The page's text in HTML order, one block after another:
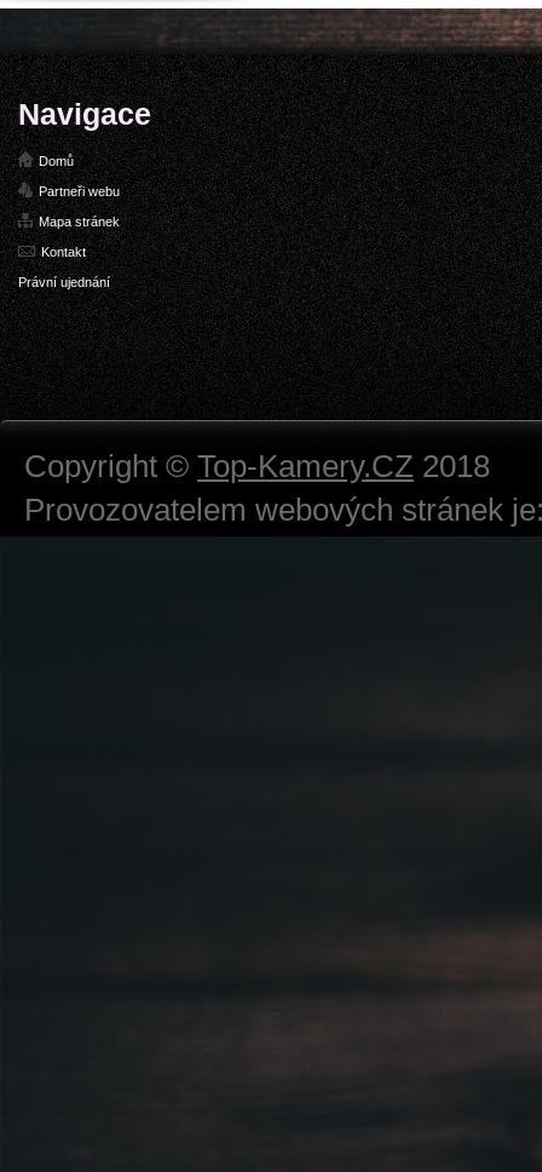
Navigace
Domů
Partneři webu
Mapa stránek
Kontakt
Právní ujednání
Copyright © Top-Kamery.CZ 2018
Provozovatelem webových stránek